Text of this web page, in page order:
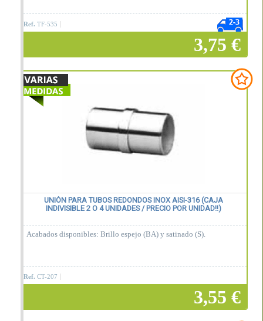
Ref. TF-535
3,75 €
UNIÓN PARA TUBOS REDONDOS INOX AISI-316 (CAJA
INDIVISIBLE 2 O 4 UNIDADES / PRECIO POR UNIDAD!!)
Acabados disponibles: Brillo espejo (BA) y satinado (S).
Ref. CT-207
3,55 €